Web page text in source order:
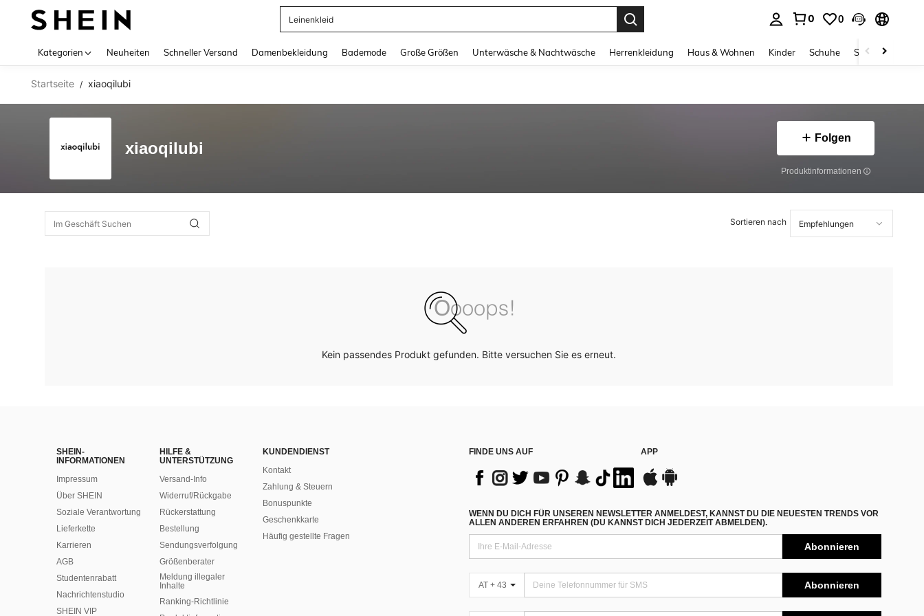
Leinenkleid
0 0
Kategorien Neuheiten Schneller Versand Damenbekleidung Bademode Große Größen Unterwäsche & Nachtwäsche Herrenkleidung Haus & Wohnen Kinder Schuhe Schmuck &
Startseite / xiaoqilubi
xiaoqilubi
Folgen
Produktinformationen
Sortieren nach
Kein passendes Produkt gefunden. Bitte versuchen Sie es erneut.
SHEIN-
INFORMATIONEN
Impressum
Über SHEIN
Soziale Verantwortung
Lieferkette
Karrieren
AGB
Studentenrabatt
Nachrichtenstudio
SHEIN VIP
HILFE &
UNTERSTÜTZUNG
Versand-Info
Widerruf/Rückgabe
Rückerstattung
Bestellung
Sendungsverfolgung
Größenberater
Meldung illegaler
Inhalte
Ranking-Richtlinie
KUNDENDIENST
Kontakt
Zahlung & Steuern
Bonuspunkte
Geschenkkarte
Häufig gestellte Fragen
FINDE UNS AUF APP
WENN DU DICH FÜR UNSEREN NEWSLETTER ANMELDEST, KANNST DU DIE NEUESTEN TRENDS VOR
ALLEN ANDEREN ERFAHREN (DU KANNST DICH JEDERZEIT ABMELDEN).
Abonnieren
AT + 43 Abonnieren